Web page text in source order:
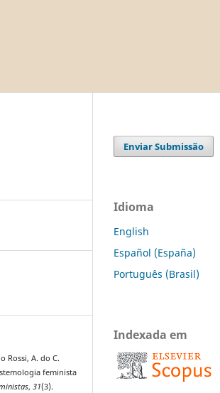
Rossi, A. do C.
feminista
,31(3).
Enviar Submissão
Idioma
English
Español (España)
Português (Brasil)
Indexada em